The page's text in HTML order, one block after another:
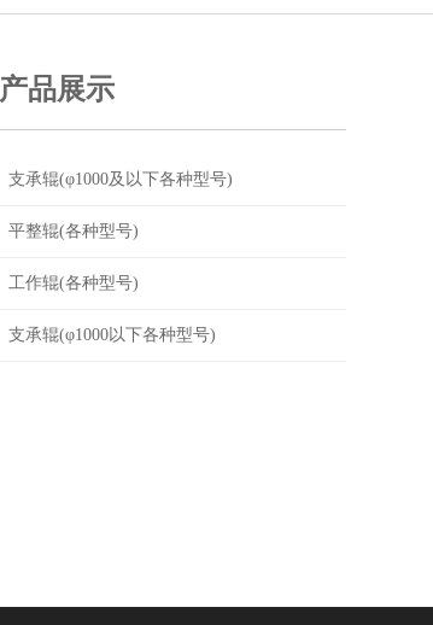
产品展示
支承辊(φ1000及以下各种型号)
平整辊(各种型号)
工作辊(各种型号)
支承辊(φ1000以下各种型号)